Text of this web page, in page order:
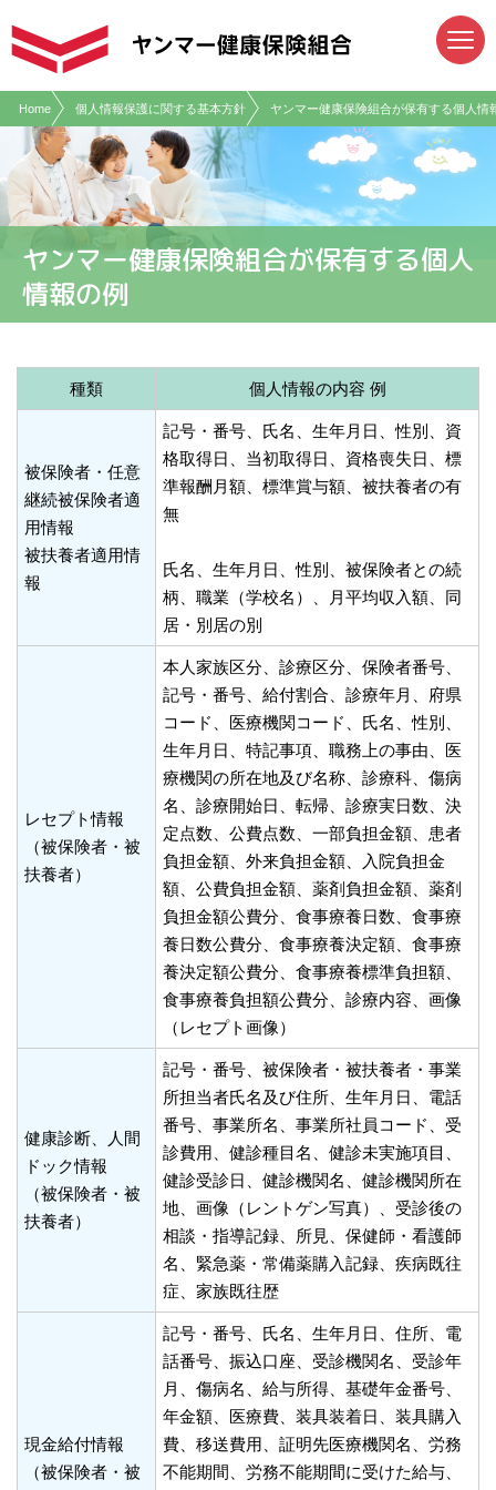
Home 個人情報保護に関する基本方針 ヤンマー健康保険組合が保有する個人情
ヤンマー健康保険組合が保有する個人
情報の例
種類 個人情報の内容 例
被保険者・任意
継続被保険者適
用情報
被扶養者適用情
報
記号・番号、氏名、生年月日、性別、資
格取得日、当初取得日、資格喪失日、標
準報酬月額、標準賞与額、被扶養者の有
無
氏名、生年月日、性別、被保険者との続
柄、職業（学校名）、月平均収入額、同
居・別居の別
レセプト情報
（被保険者・被
扶養者）
本人家族区分、診療区分、保険者番号、
記号・番号、給付割合、診療年月、府県
コード、医療機関コード、氏名、性別、
生年月日、特記事項、職務上の事由、医
療機関の所在地及び名称、診療科、傷病
名、診療開始日、転帰、診療実日数、決
定点数、公費点数、一部負担金額、患者
負担金額、外来負担金額、入院負担金
額、公費負担金額、薬剤負担金額、薬剤
負担金額公費分、食事療養日数、食事療
養日数公費分、食事療養決定額、食事療
養決定額公費分、食事療養標準負担額、
食事療養負担額公費分、診療内容、画像
（レセプト画像）
健康診断、人間
ドック情報
（被保険者・被
扶養者）
記号・番号、被保険者・被扶養者・事業
所担当者氏名及び住所、生年月日、電話
番号、事業所名、事業所社員コード、受
診費用、健診種目名、健診未実施項目、
健診受診日、健診機関名、健診機関所在
地、画像（レントゲン写真）、受診後の
相談・指導記録、所見、保健師・看護師
名、緊急薬・常備薬購入記録、疾病既往
症、家族既往歴
現金給付情報
（被保険者・被
記号・番号、氏名、生年月日、住所、電
話番号、振込口座、受診機関名、受診年
月、傷病名、給与所得、基礎年金番号、
年金額、医療費、装具装着日、装具購入
費、移送費用、証明先医療機関名、労務
不能期間、労務不能期間に受けた給与、